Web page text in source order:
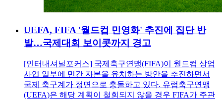
UEFA, FIFA '월드컵 민영화' 추진에 집단 반
발…국제대회 보이콧까지 경고
[인터내셔널포커스] 국제축구연맹(FIFA)이 월드컵 상업
사업 일부에 민간 자본을 유치하는 방안을 추진하면서
국제 축구계가 정면으로 충돌하고 있다. 유럽축구연맹
(UEFA)은 해당 계획이 철회되지 않을 경우 FIFA가 주관